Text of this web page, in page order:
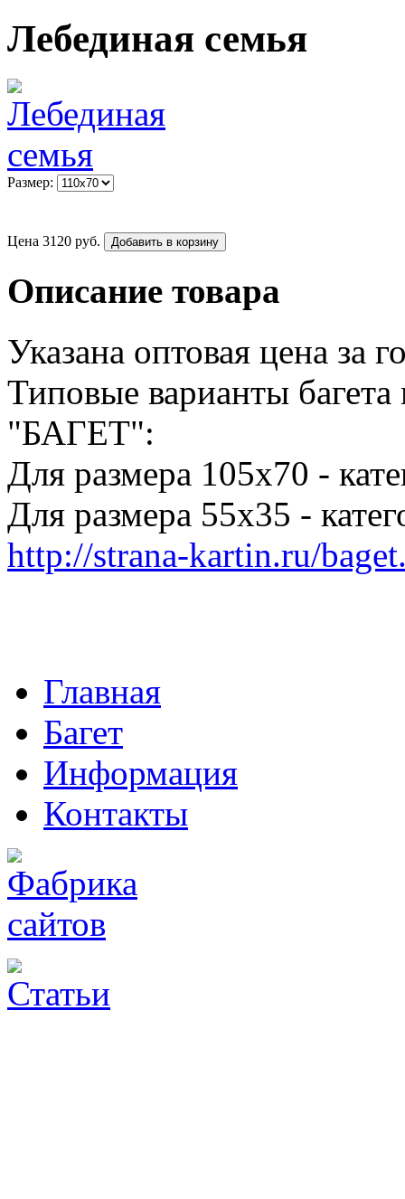
Лебединая семья
Размер:
Цена 3120 руб. Добавить в корзину
Описание товара
Указана оптовая цена за
Типовые варианты
"БАГЕТ":
Для размера 105х70 -
Для размера 55х35 -
http://strana-kartin.ru/
Главная
Багет
Информация
Контакты